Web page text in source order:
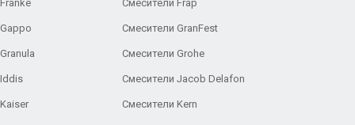
Смесители Frap
Смесители GranFest
Смесители Grohe
Смесители Jacob Delafon
Смесители Kern